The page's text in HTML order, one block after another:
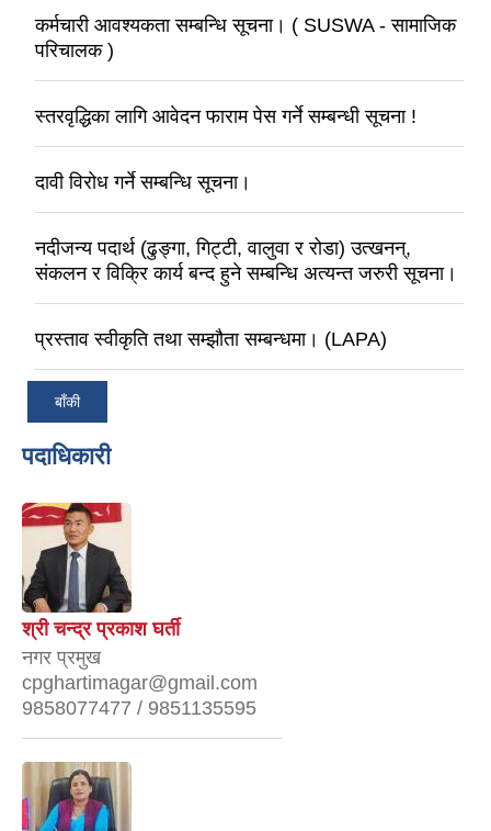
कर्मचारी आवश्यकता सम्बन्धि सूचना। ( SUSWA - सामाजिक
परिचालक )
स्तरवृद्धिका लागि आवेदन फाराम पेस गर्ने सम्बन्धी सूचना !
दावी विरोध गर्ने सम्बन्धि सूचना।
नदीजन्य पदार्थ (ढुङ्गा, गिट्टी, वालुवा र रोडा) उत्खनन्,
संकलन र विक्रि कार्य बन्द हुने सम्बन्धि अत्यन्त जरुरी सूचना।
प्रस्ताव स्वीकृति तथा सम्झौता सम्बन्धमा। (LAPA)
बाँकी
पदाधिकारी
श्री चन्द्र प्रकाश घर्ती
नगर प्रमुख
cpghartimagar@gmail.com
9858077477 / 9851135595